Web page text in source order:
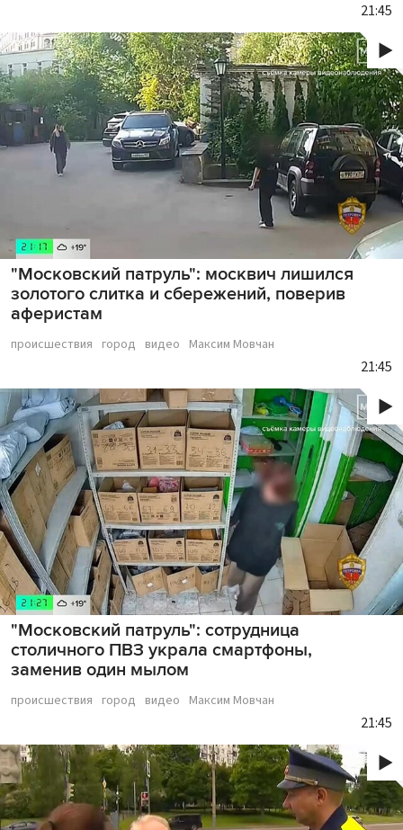
"Московский патруль": москвич лишился
золотого слитка и сбережений, поверив
аферистам
21:45
происшествия город видео Максим Мовчан
"Московский патруль": сотрудница
столичного ПВЗ украла смартфоны,
заменив один мылом
21:45
происшествия город видео Максим Мовчан
21:45